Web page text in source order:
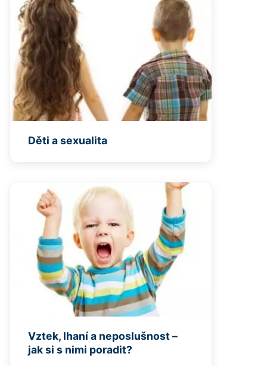
Děti a sexualita
Vztek, lhaní a neposlušnost –
jak si s nimi poradit?